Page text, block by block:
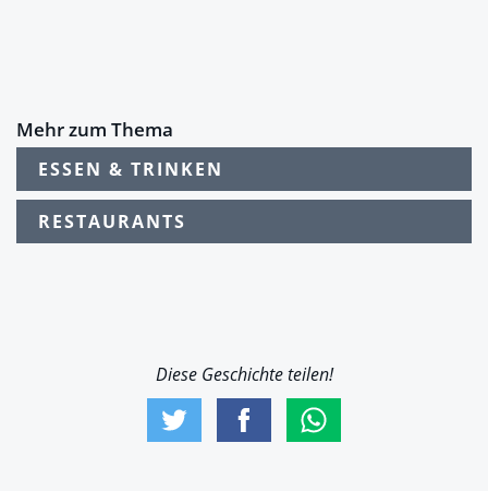
Mehr zum Thema
ESSEN & TRINKEN
RESTAURANTS
Diese Geschichte teilen!